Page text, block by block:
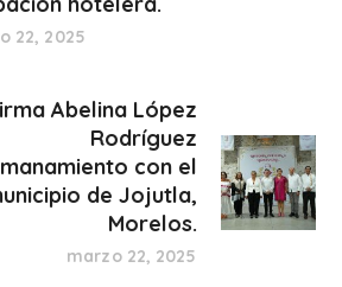
22, 2025
Abelina López
Rodríguez
con el
de Jojutla,
Morelos.
marzo 22, 2025